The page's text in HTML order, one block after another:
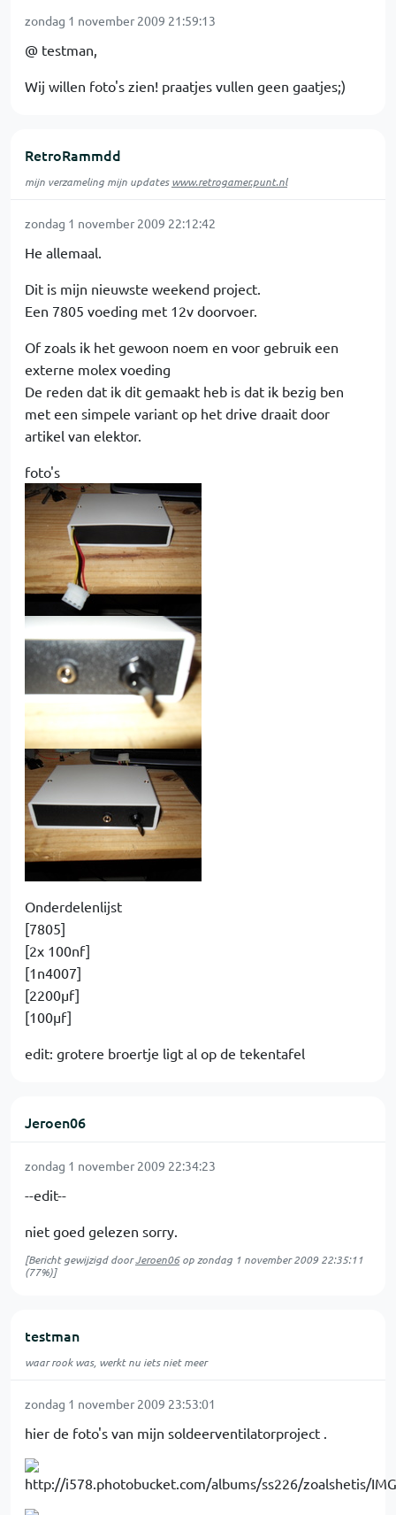
zondag 1 november 2009 21:59:13
@ testman,
Wij willen foto's zien! praatjes vullen geen gaatjes;)
RetroRammdd
mijn verzameling mijn updateswww.retrogamer.punt.nl
zondag 1 november 2009 22:12:42
He allemaal.
Dit is mijn nieuwste weekend project.
Een 7805 voeding met 12v doorvoer.
Of zoals ik het gewoon noem en voor gebruik een
externe molex voeding
De reden dat ik dit gemaakt heb is dat ik bezig ben
met een simpele variant op het drive draait door
artikel van elektor.
foto's
Onderdelenlijst
[7805]
[2x 100nf]
[1n4007]
[2200µf]
[100µf]
edit: grotere broertje ligt al op de tekentafel
Jeroen06
zondag 1 november 2009 22:34:23
--edit--
niet goed gelezen sorry.
[Bericht gewijzigd doorJeroen06op zondag 1 november 2009 22:35:11
(77%)]
testman
waar rook was, werkt nu iets niet meer
zondag 1 november 2009 23:53:01
hier de foto's van mijn soldeerventilatorproject .